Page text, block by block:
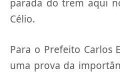
parada do trem aqui
Célio.
Para o Prefeito Carlos
uma prova da